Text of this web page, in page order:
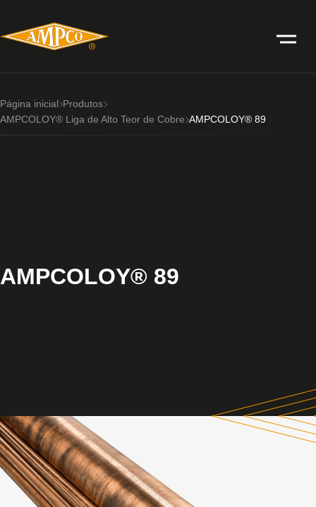
Página inicial Produtos
AMPCOLOY® Liga de Alto Teor de Cobre AMPCOLOY® 89
AMPCOLOY® 89